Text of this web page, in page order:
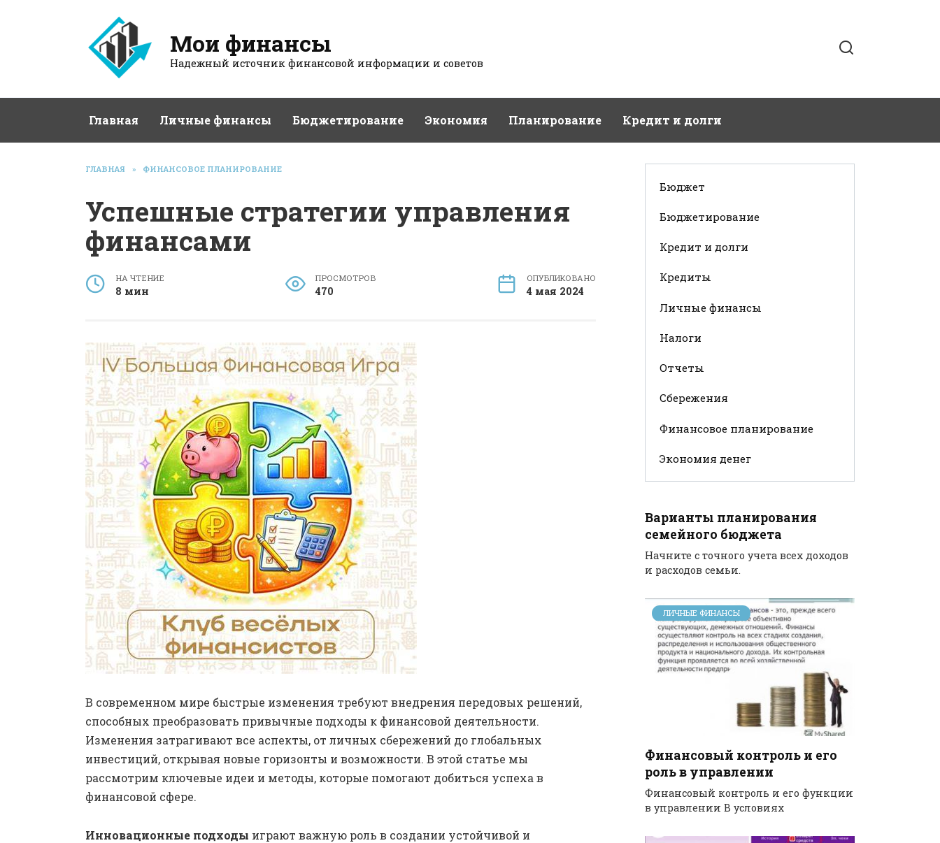
Мои финансы
Надежный источник финансовой информации и советов
Главная Личные финансы Бюджетирование Экономия Планирование Кредит и долги
ГЛАВНАЯ » ФИНАНСОВОЕ ПЛАНИРОВАНИЕ
Успешные стратегии управления
финансами
НА ЧТЕНИЕ
8 мин
ПРОСМОТРОВ
470
ОПУБЛИКОВАНО
4 мая 2024
В современном мире быстрые изменения требуют внедрения передовых решений,
способных преобразовать привычные подходы к финансовой деятельности.
Изменения затрагивают все аспекты, от личных сбережений до глобальных
инвестиций, открывая новые горизонты и возможности. В этой статье мы
рассмотрим ключевые идеи и методы, которые помогают добиться успеха в
финансовой сфере.
Инновационные подходы играют важную роль в создании устойчивой и
Бюджет
Бюджетирование
Кредит и долги
Кредиты
Личные финансы
Налоги
Отчеты
Сбережения
Финансовое планирование
Экономия денег
Варианты планирования
семейного бюджета
Начните с точного учета всех доходов
и расходов семьи.
ЛИЧНЫЕ ФИНАНСЫ
Финансовый контроль и его
роль в управлении
Финансовый контроль и его функции
в управлении В условиях